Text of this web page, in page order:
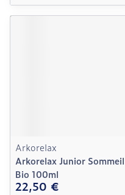
Arkorelax
Arkorelax Junior Sommeil
Bio 100ml
22,50 €